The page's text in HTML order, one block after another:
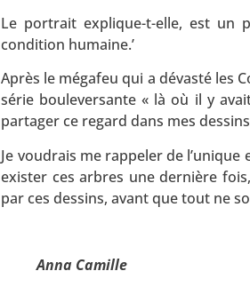
Le portrait explique-t-elle, est un
condition humaine.’
Après le mégafeu qui a dévasté les
série bouleversante « là où il y
partager ce regard dans mes
Je voudrais me rappeler de
exister ces arbres une dernière
par ces dessins, avant que tout ne
Anna Camille